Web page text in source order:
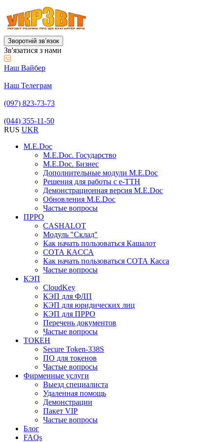
Зворотній звʼязок
Зв'язатися з нами
Наш Вайбер
Наш Телеграм
(097) 823-73-73
(044) 355-11-50
RUS UKR
M.E.Doc
M.E.Doc. Государство
M.E.Doc. Бизнес
Дополнительные модули M.E.Doc
Решения для работы с е-ТТН
Демонстрационная версия M.E.Doc
Обновления M.E.Doc
Частые вопросы
ПРРО
CASHALOT
Модуль "Склад"
Как начать пользоваться Кашалот
СОТА КАCСА
Как начать пользоваться СОТА Касса
Частые вопросы
КЭП
CloudKey
КЭП для ФЛП
КЭП для юридических лиц
КЭП для ПРРО
Перечень документов
Частые вопросы
ТОКЕН
Secure Token-338S
ПО для токенов
Частые вопросы
Фирменные услуги
Выезд специалиста
Удаленная помощь
Демонстрации
Пакет VIP
Частые вопросы
Блог
FAQs